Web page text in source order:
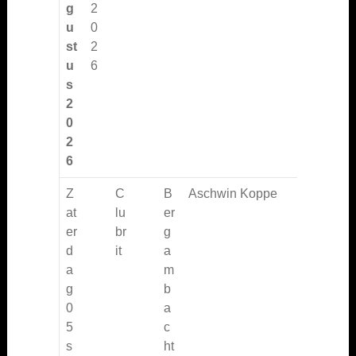
g
u
st
u
s
2
0
2
6
2
0
2
6
Z
at
er
d
a
g
0
5
s
C
lu
br
it
B
er
g
a
m
b
a
c
ht
Aschwin Koppe